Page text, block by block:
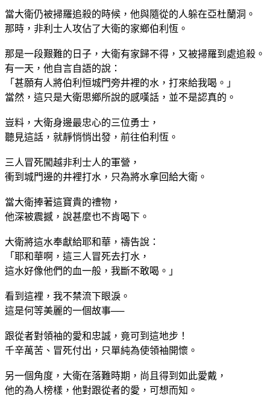
當大衛仍被掃羅追殺的時候，他與隨從的人躲在亞杜蘭洞。
那時，非利士人攻佔了大衛的家鄉伯利恆。
那是一段艱難的日子，大衛有家歸不得，又被掃羅到處追殺。
有一天，他自言自語的說：
「甚願有人將伯利恒城門旁井裡的水，打來給我喝。」
當然，這只是大衛思鄉所說的感嘆話，並不是認真的。
豈料，大衛身邊最忠心的三位勇士，
聽見這話，就靜悄悄出發，前往伯利恆。
三人冒死闖越非利士人的軍營，
衝到城門邊的井裡打水，只為將水拿回給大衛。
當大衛捧著這寶貴的禮物，
他深被震撼，說甚麼也不肯喝下。
大衛將這水奉獻給耶和華，禱告說：
「耶和華啊，這三人冒死去打水，
這水好像他們的血一般，我斷不敢喝。」
看到這裡，我不禁流下眼淚。
這是何等美麗的一個故事──
跟從者對領袖的愛和忠誠，竟可到這地步！
千辛萬苦、冒死付出，只單純為使領袖開懷。
另一個角度，大衛在落難時期，尚且得到如此愛戴，
他的為人榜樣，他對跟從者的愛，可想而知。